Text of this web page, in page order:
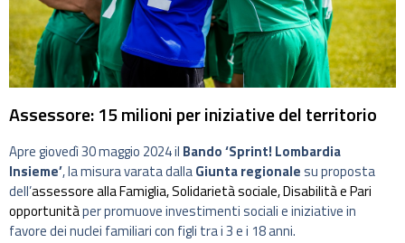
Assessore: 15 milioni per iniziative del territorio
Apre giovedì 30 maggio 2024 il Bando ‘Sprint! Lombardia
Insieme’, la misura varata dallaGiunta regionalesu proposta
dell’assessore alla Famiglia, Solidarietà sociale, Disabilità e Pari
opportunitàper promuove investimenti sociali e iniziative in
favore dei nuclei familiari con figli tra i 3 e i 18 anni.